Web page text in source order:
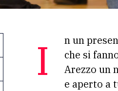
In un presente travagliato dalle guerre, dalla violenza, dal pregiudizio e dalle ostilità
che si
Arezzo un
e aperto a